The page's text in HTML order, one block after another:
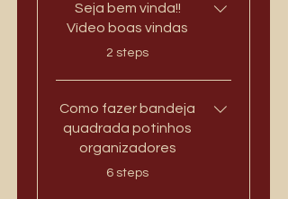
Seja bem vinda!!
Vídeo boas vindas
.
2 steps
Como fazer bandeja
quadrada potinhos
organizadores
.
6 steps